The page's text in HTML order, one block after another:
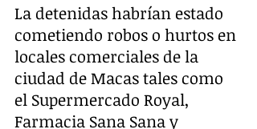
La detenidas habrían estado
cometiendo robos o hurtos en
locales comerciales de la
ciudad de Macas tales como
el Supermercado Royal,
Farmacia Sana Sana y